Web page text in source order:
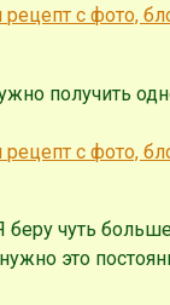
получить
чуть
это